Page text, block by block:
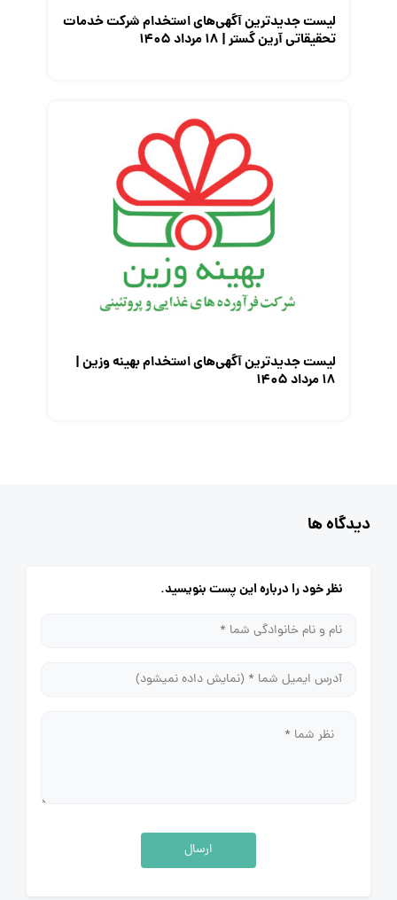
لیست جدیدترین آگهی‌های استخدام شرکت خدمات
تحقیقاتی آرین گستر | ۱۸ مرداد ۱۴۰۵
لیست جدیدترین آگهی‌های استخدام بهینه وزین |
۱۸ مرداد ۱۴۰۵
دیدگاه ها
نظر خود را درباره این پست بنویسید.
ارسال